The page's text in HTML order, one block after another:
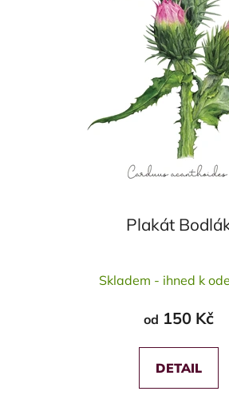
Plakát
je
5,0
z
5
Skladem - ihned k
od 150 Kč
DETAIL